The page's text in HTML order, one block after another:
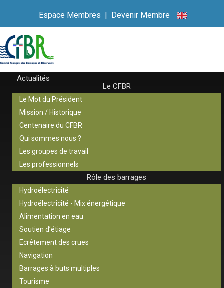
Espace Membres | Devenir Membre
Actualités
Le CFBR
Le Mot du Président
Mission / Historique
Centenaire du CFBR
Qui sommes nous ?
Les groupes de travail
Les professionnels
Rôle des barrages
Hydroélectricité
Hydroélectricité - Mix énergétique
Alimentation en eau
Soutien d’étiage
Ecrêtement des crues
Navigation
Barrages à buts multiples
Tourisme